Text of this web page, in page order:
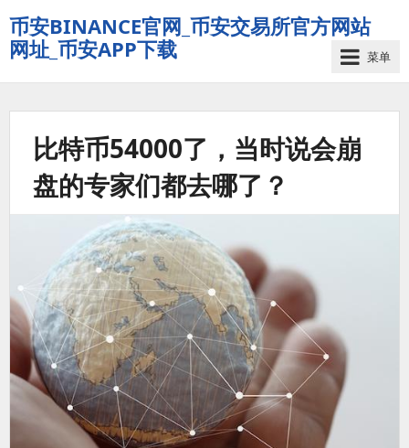
币安BINANCE官网_币安交易所官方网站
网址_币安APP下载
菜单
比特币54000了，当时说会崩
盘的专家们都去哪了？